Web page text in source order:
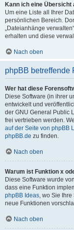
Kann ich eine
Um eine Liste all Ihrer
persönlichen Bereich.
„Dateianhänge
erhalten und diese
Nach oben
phpBB betreffende
Wer hat diese
Diese Software (in ihrer
entwickelt und
der GNU General Public
frei vertrieben werden.
auf der Seite von phpBB
phpBB.de zu finden.
Nach oben
Warum ist Funktion x
Diese Software wurde
dass eine Funktion
phpBB Ideas, wo Sie
neue Funktionen
Nach oben